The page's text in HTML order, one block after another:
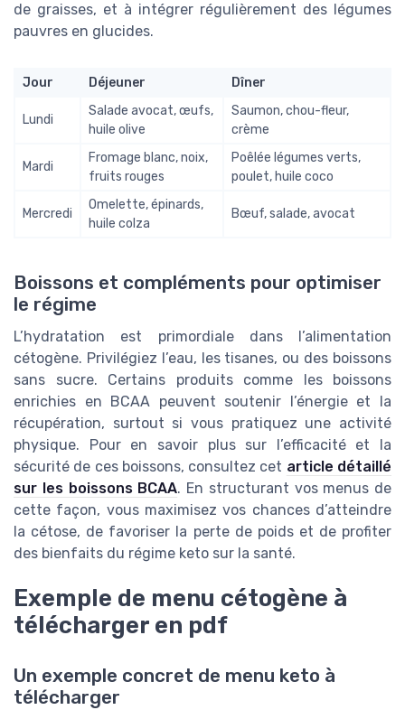
de graisses, et à intégrer régulièrement des légumes
pauvres en glucides.
Jour Déjeuner Dîner
Lundi
Salade avocat, œufs,
huile olive
Saumon, chou-fleur,
crème
Mardi
Fromage blanc, noix,
fruits rouges
Poêlée légumes verts,
poulet, huile coco
Mercredi
Omelette, épinards,
huile colza
Bœuf, salade, avocat
Boissons et compléments pour optimiser
le régime
L’hydratation est primordiale dans l’alimentation
cétogène. Privilégiez l’eau, les tisanes, ou des boissons
sans sucre. Certains produits comme les boissons
enrichies en BCAA peuvent soutenir l’énergie et la
récupération, surtout si vous pratiquez une activité
physique. Pour en savoir plus sur l’efficacité et la
sécurité de ces boissons, consultez cet article détaillé
sur les boissons BCAA. En structurant vos menus de
cette façon, vous maximisez vos chances d’atteindre
la cétose, de favoriser la perte de poids et de profiter
des bienfaits du régime keto sur la santé.
Exemple de menu cétogène à
télécharger en pdf
Un exemple concret de menu keto à
télécharger